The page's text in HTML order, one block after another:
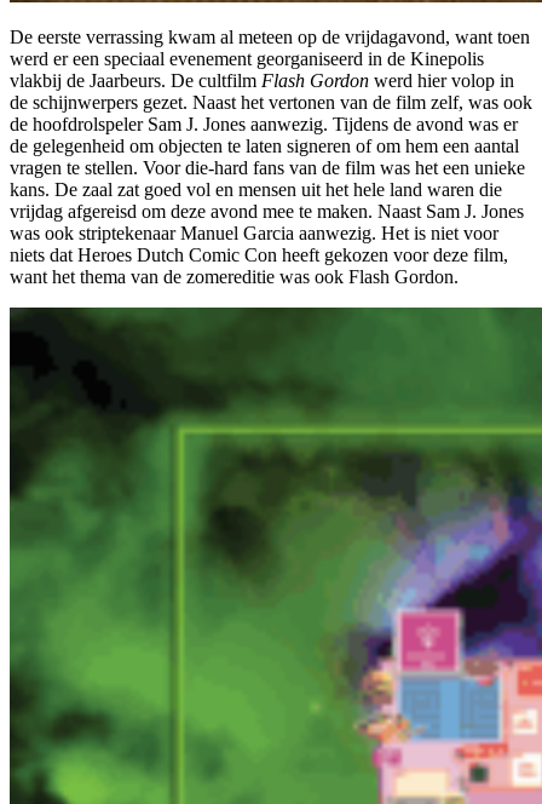
De eerste verrassing kwam al meteen op de vrijdagavond, want toen
werd er een speciaal evenement georganiseerd in de Kinepolis
vlakbij de Jaarbeurs. De cultfilm Flash Gordon werd hier volop in
de schijnwerpers gezet. Naast het vertonen van de film zelf, was ook
de hoofdrolspeler Sam J. Jones aanwezig. Tijdens de avond was er
de gelegenheid om objecten te laten signeren of om hem een aantal
vragen te stellen. Voor die-hard fans van de film was het een unieke
kans. De zaal zat goed vol en mensen uit het hele land waren die
vrijdag afgereisd om deze avond mee te maken. Naast Sam J. Jones
was ook striptekenaar Manuel Garcia aanwezig. Het is niet voor
niets dat Heroes Dutch Comic Con heeft gekozen voor deze film,
want het thema van de zomereditie was ook Flash Gordon.